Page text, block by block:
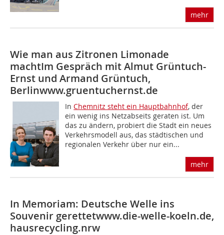
mehr
Wie man aus Zitronen Limonade
machtIm Gespräch mit Almut Grüntuch-
Ernst und Armand Grüntuch,
Berlinwww.gruentuchernst.de
InChemnitz steht ein Hauptbahnhof, der
ein wenig ins Netzabseits geraten ist. Um
das zu ändern, probiert die Stadt ein neues
Verkehrsmodell aus, das städtischen und
regionalen Verkehr über nur ein...
mehr
In Memoriam: Deutsche Welle ins
Souvenir gerettetwww.die-welle-koeln.de,
hausrecycling.nrw